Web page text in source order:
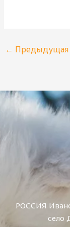
← Предыдущая
РОССИЯ
село